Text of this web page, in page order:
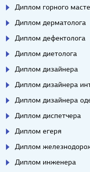
Диплом горного
Диплом дерматолога
Диплом дефектолога
Диплом диетолога
Диплом дизайнера
Диплом дизайнера
Диплом дизайнера
Диплом диспетчера
Диплом егеря
Диплом
Диплом инженера